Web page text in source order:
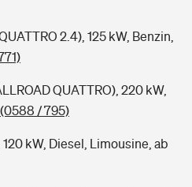
2.4), 125 kW, Benzin,
QUATTRO), 220 kW,
(0588 / 795)
kW, Diesel, Limousine, ab